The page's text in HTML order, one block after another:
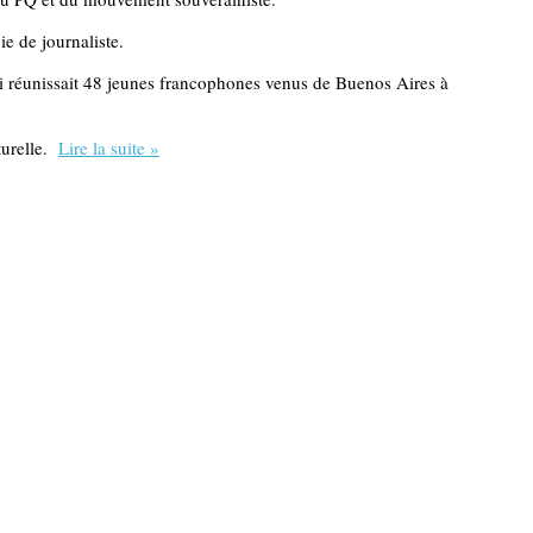
de journaliste.
48 jeunes francophones venus de Buenos Aires à
Lire la suite »